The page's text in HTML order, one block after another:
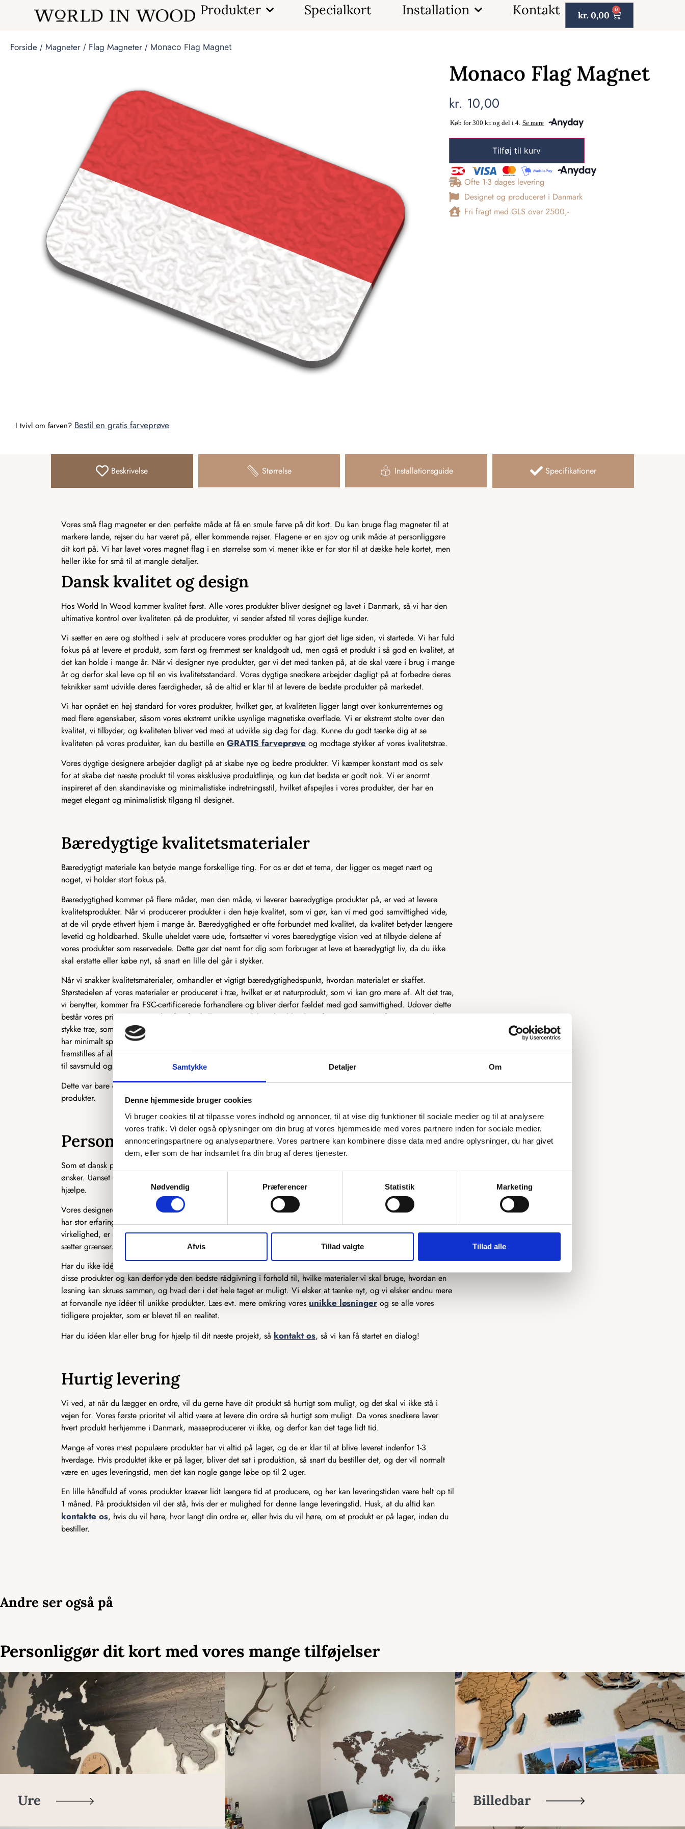
Samtykke Detaljer Om
Denne hjemmeside bruger cookies
Vi bruger cookies til at tilpasse vores indhold og annoncer, til at vise dig funktioner til sociale medier og til at analysere
vores trafik. Vi deler også oplysninger om din brug af vores hjemmeside med vores partnere inden for sociale medier,
annonceringspartnere og analysepartnere. Vores partnere kan kombinere disse data med andre oplysninger, du har givet
dem, eller som de har indsamlet fra din brug af deres tjenester.
Samtykkevalg
Nødvendig
Præferencer Statistik Marketing
Afvis Tillad valgte Tillad alle
Produkter Specialkort Installation Kontakt kr. 0,00
0
Forside / Magneter / Flag Magneter / Monaco Flag Magnet
I tvivl om farven? Bestil en gratis farveprøve
Monaco Flag Magnet
kr. 10,00
Tilføj til kurv
Ofte 1-3 dages levering
Designet og produceret i Danmark
Fri fragt med GLS over 2500,-
Beskrivelse Størrelse Installationsguide Specifikationer
Vores små flag magneter er den perfekte måde at få en smule farve på dit kort. Du kan bruge flag magneter til at
markere lande, rejser du har været på, eller kommende rejser. Flagene er en sjov og unik måde at personliggøre
dit kort på. Vi har lavet vores magnet flag i en størrelse som vi mener ikke er for stor til at dække hele kortet, men
heller ikke for små til at mangle detaljer.
Dansk kvalitet og design
Hos World In Wood kommer kvalitet først. Alle vores produkter bliver designet og lavet i Danmark, så vi har den
ultimative kontrol over kvaliteten på de produkter, vi sender afsted til vores dejlige kunder.
Vi sætter en ære og stolthed i selv at producere vores produkter og har gjort det lige siden, vi startede. Vi har fuld
fokus på at levere et produkt, som først og fremmest ser knaldgodt ud, men også et produkt i så god en kvalitet, at
det kan holde i mange år. Når vi designer nye produkter, gør vi det med tanken på, at de skal være i brug i mange
år og derfor skal leve op til en vis kvalitetsstandard. Vores dygtige snedkere arbejder dagligt på at forbedre deres
teknikker samt udvikle deres færdigheder, så de altid er klar til at levere de bedste produkter på markedet.
Vi har opnået en høj standard for vores produkter, hvilket gør, at kvaliteten ligger langt over konkurrenternes og
med flere egenskaber, såsom vores ekstremt unikke usynlige magnetiske overflade. Vi er ekstremt stolte over den
kvalitet, vi tilbyder, og kvaliteten bliver ved med at udvikle sig dag for dag. Kunne du godt tænke dig at se
kvaliteten på vores produkter, kan du bestille en GRATIS farveprøve og modtage stykker af vores kvalitetstræ.
Vores dygtige designere arbejder dagligt på at skabe nye og bedre produkter. Vi kæmper konstant mod os selv
for at skabe det næste produkt til vores eksklusive produktlinje, og kun det bedste er godt nok. Vi er enormt
inspireret af den skandinaviske og minimalistiske indretningsstil, hvilket afspejles i vores produkter, der har en
meget elegant og minimalistisk tilgang til designet.
Bæredygtige kvalitetsmaterialer
Bæredygtigt materiale kan betyde mange forskellige ting. For os er det et tema, der ligger os meget nært og
noget, vi holder stort fokus på.
Bæredygtighed kommer på flere måder, men den måde, vi leverer bæredygtige produkter på, er ved at levere
kvalitetsprodukter. Når vi producerer produkter i den høje kvalitet, som vi gør, kan vi med god samvittighed vide,
at de vil pryde ethvert hjem i mange år. Bæredygtighed er ofte forbundet med kvalitet, da kvalitet betyder længere
levetid og holdbarhed. Skulle uheldet være ude, fortsætter vi vores bæredygtige vision ved at tilbyde delene af
vores produkter som reservedele. Dette gør det nemt for dig som forbruger at leve et bæredygtigt liv, da du ikke
skal erstatte eller købe nyt, så snart en lille del går i stykker.
Når vi snakker kvalitetsmaterialer, omhandler et vigtigt bæredygtighedspunkt, hvordan materialet er skaffet.
Størstedelen af vores materialer er produceret i træ, hvilket er et naturprodukt, som vi kan gro mere af. Alt det træ,
vi benytter, kommer fra FSC-certificerede forhandlere og bliver derfor fældet med god samvittighed. Udover dette
består vores primære materiale af to forskellige træprodukter, heriblandt træfiner og MDF. Træfiner er et tyndt
stykke træ, som ofte bruges i produktionen af køkkener og andre møbler. Træfiner er fantastisk bæredygtigt, da det
har minimalt spild i produktionen, og vi udnytter dermed mest muligt af træet. MDF er derimod et træprodukt, som
fremstilles af alt det træ, der normalt ikke kan bruges til møbelindustrien. Det træ, der ikke kan bruges, bliver lavet
til savsmuld og herefter presset sammen til MDF, som har mange gode egenskaber.
Dette var bare et par eksempler på, hvordan vi tænker bæredygtighed ind i designet og produktionen af vores
produkter.
Personligt og skræddersyet efter dit ønske
Som et dansk producerende firma har vi en unik mulighed for at skræddersy vores produkter præcis efter dine
ønsker. Uanset om det er en ekstra ø, du ønsker, en ekstra by graveret på, eller et helt unikt kort, så er vi klar til at
hjælpe.
Vores designere står klar til at høre, hvad du ønsker, og vores snedkere står klar til at lave det efter dine tanker. Vi
har stor erfaring med at producere speciallavede produkter, så har du en sjov idé, som du gerne vil have gjort til
virkelighed, er du kommet til det rette sted. Der er ikke meget, som ikke er muligt, og det er kun fantasien, der
sætter grænser.
Har du ikke idéen 100 % på plads, står vi også klar til at hjælpe der. Vi har mange års erfaring med produktion af
disse produkter og kan derfor yde den bedste rådgivning i forhold til, hvilke materialer vi skal bruge, hvordan en
løsning kan skrues sammen, og hvad der i det hele taget er muligt. Vi elsker at tænke nyt, og vi elsker endnu mere
at forvandle nye idéer til unikke produkter. Læs evt. mere omkring vores unikke løsninger og se alle vores
tidligere projekter, som er blevet til en realitet.
Har du idéen klar eller brug for hjælp til dit næste projekt, så kontakt os, så vi kan få startet en dialog!
Hurtig levering
Vi ved, at når du lægger en ordre, vil du gerne have dit produkt så hurtigt som muligt, og det skal vi ikke stå i
vejen for. Vores første prioritet vil altid være at levere din ordre så hurtigt som muligt. Da vores snedkere laver
hvert produkt herhjemme i Danmark, masseproducerer vi ikke, og derfor kan det tage lidt tid.
Mange af vores mest populære produkter har vi altid på lager, og de er klar til at blive leveret indenfor 1-3
hverdage. Hvis produktet ikke er på lager, bliver det sat i produktion, så snart du bestiller det, og der vil normalt
være en uges leveringstid, men det kan nogle gange løbe op til 2 uger.
En lille håndfuld af vores produkter kræver lidt længere tid at producere, og her kan leveringstiden være helt op til
1 måned. På produktsiden vil der stå, hvis der er mulighed for denne lange leveringstid. Husk, at du altid kan
kontakte os, hvis du vil høre, hvor langt din ordre er, eller hvis du vil høre, om et produkt er på lager, inden du
bestiller.
Andre ser også på
Personliggør dit kort med vores mange tilføjelser
Ure Billedbar